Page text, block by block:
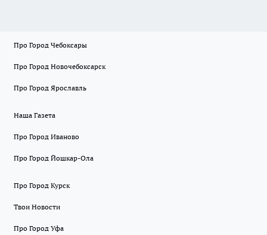
Про Город Чебоксары
Про Город Новочебоксарск
Про Город Ярославль
Наша Газета
Про Город Иваново
Про Город Йошкар-Ола
Про Город Курск
Твои Новости
Про Город Уфа